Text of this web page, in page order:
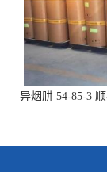
异烟肼 54-85-3